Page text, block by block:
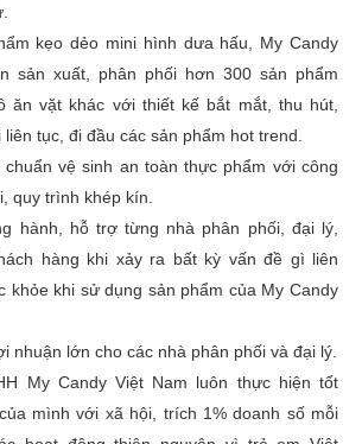
kẹo dẻo mini hình dưa hấu, My Candy
sản xuất, phân phối hơn 300 sản phẩm
ăn vặt khác với thiết kế bắt mắt, thu hút,
tục, đi đầu các sản phẩm hot trend.
chuẩn vệ sinh an toàn thực phẩm với công
quy trình khép kín.
hành, hỗ trợ từng nhà phân phối, đại lý,
hàng khi xảy ra bất kỳ vấn đề gì liên
khỏe khi sử dụng sản phẩm của My Candy
nhuận lớn cho các nhà phân phối và đại lý.
My Candy Việt Nam luôn thực hiện tốt
mình với xã hội, trích 1% doanh số mỗi